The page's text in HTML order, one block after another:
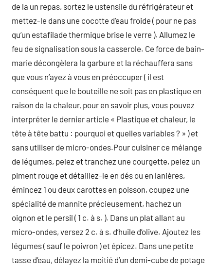
de la un repas, sortez le ustensile du réfrigérateur et
mettez-le dans une cocotte d’eau froide ( pour ne pas
qu’un estafilade thermique brise le verre ). Allumez le
feu de signalisation sous la casserole. Ce force de bain-
marie décongèlera la garbure et la réchauffera sans
que vous n’ayez à vous en préoccuper ( il est
conséquent que le bouteille ne soit pas en plastique en
raison de la chaleur, pour en savoir plus, vous pouvez
interpréter le dernier article « Plastique et chaleur, le
tête à tête battu : pourquoi et quelles variables ? » ) et
sans utiliser de micro-ondes.Pour cuisiner ce mélange
de légumes, pelez et tranchez une courgette, pelez un
piment rouge et détaillez-le en dés ou en lanières,
émincez 1 ou deux carottes en poisson, coupez une
spécialité de mannite précieusement, hachez un
oignon et le persil ( 1 c. à s. ). Dans un plat allant au
micro-ondes, versez 2 c. à s. d’huile d’olive. Ajoutez les
légumes ( sauf le poivron ) et épicez. Dans une petite
tasse d’eau, délayez la moitié d’un demi-cube de potage